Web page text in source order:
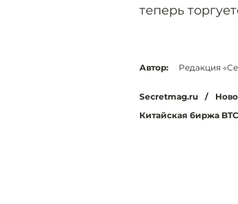
теперь
Автор: Редакция
Secretmag.ru /
Китайская биржа